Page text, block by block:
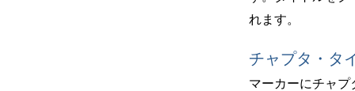
れます。
チャプタ・タ
マーカーにチャ